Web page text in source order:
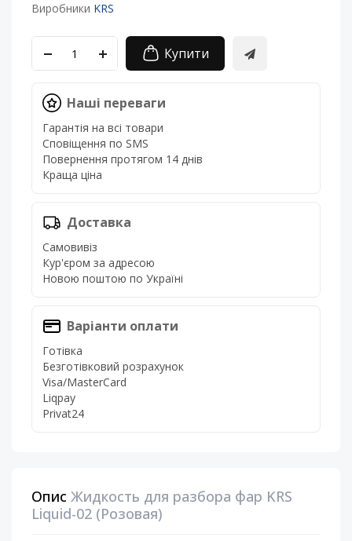
Виробники KRS
Купити
Наші переваги
Гарантія на всі товари
Сповіщення по SMS
Повернення протягом 14 днів
Краща ціна
Доставка
Самовивіз
Кур'єром за адресою
Новою поштою по Україні
Варіанти оплати
Готівка
Безготівковий розрахунок
Visa/MasterCard
Liqpay
Privat24
Опис Жидкость для разбора фар KRS
Liquid-02 (Розовая)